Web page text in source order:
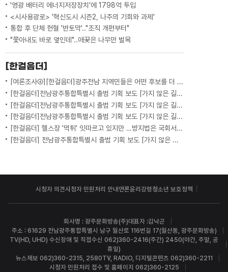
'영광 배터리 에너지저장장치'에 1798억 투입
<시사용광로> '혁신도시 시즌2, 나주의 기회와 과제'
통합 후 단체 헌혈 '반토막'.."조직 개편부터"
"쫓아내도 바로 옆인데"..애꿎은 나무만 벌목
[한걸음더]
[여론조사④][한걸음더]광주전남 지역민들은 어떤 후보를 더 선호할까.. 변수는?
[한걸음더]전남광주통합특별시 출범 기획 보도 [가지 않은 길] 5편 프랑스 헌법에 새긴 '지방 분권'..전남광주 통합 성공 조건은?
[한걸음더]전남광주통합특별시 출범 기획 보도 [가지 않은 길] 4편 프랑스 지역 통합 10년 성적표
[한걸음더]전남광주통합특별시 출범 기획 보도 [가지 않은 길] 3편 프랑스 통합 10년 지났지만..."우린 여전히 알자스인"
[한걸음더] 헬스장 '먹튀' 잇따르고 있지만 …방지법은 국회서 낮잠
[한걸음더] 전남광주통합특별시 출범 기획 보도 [가지 않은 길] 2편 지방이 주도한 투자..'유럽 상위 5개 지역' 도약 비결은?
시청자 의견시청자 민원처리 안내언론윤리강령 청소년 보호정책
회사명 : 광주문화방송(주)대표자 :김낙곤
주소 : 61629 전남광주통합특별시 남구 월산로 116번길 17(월산동, 광주문화방송)
TV(HD, UHD) 수신장애 및 직접수신 062)360-2416(주간) 2450(야간, 주말, 공
휴일)
뉴스제보 062)360-2315, 2580TV, RADIO, 디지털콘텐츠 062)360-2211
시청자 민원처리 접수 및 홈페이지 062)360-2125